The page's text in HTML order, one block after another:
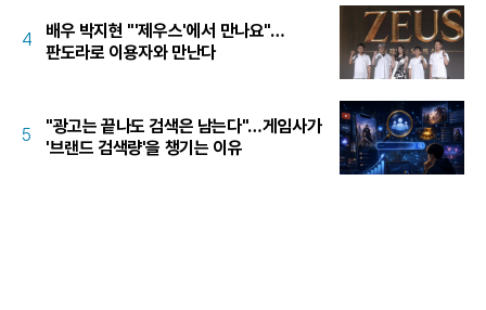
4
배우 박지현 "'제우스'에서 만나요"…
판도라로 이용자와 만난다
5
"광고는 끝나도 검색은 남는다"…게임사가
'브랜드 검색량'을 챙기는 이유